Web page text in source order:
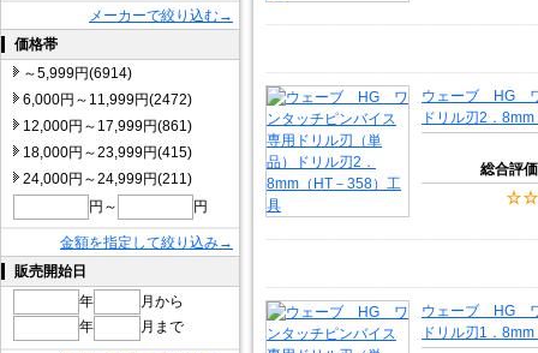
メーカーで絞り込む→
価格帯
～5,999円(6914)
6,000円～11,999円(2472)
12,000円～17,999円(861)
18,000円～23,999円(415)
24,000円～24,999円(211)
円～
円
金額を指定して絞り込み→
販売開始日
年
月から
年
月まで
ウェーブ HG ワ
ドリル刃2．
総合評価
ウェーブ HG ワ
ドリル刃1．